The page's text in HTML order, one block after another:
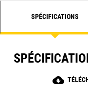
SPÉCIFICATIONS
cloud_download